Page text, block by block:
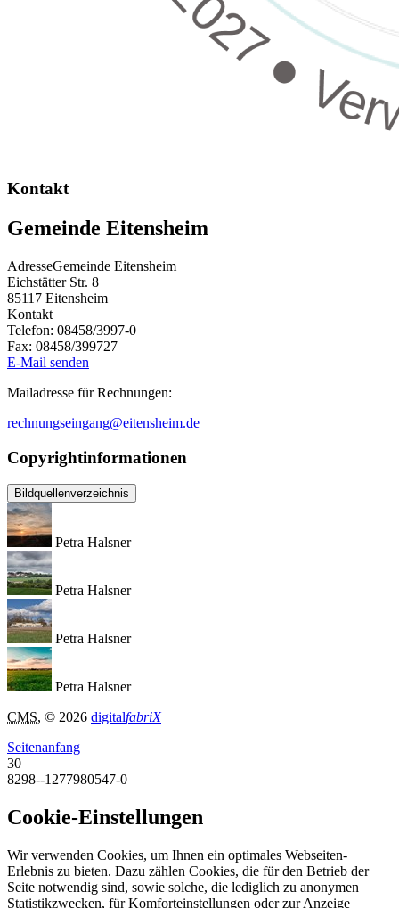
Kontakt
Gemeinde Eitensheim
AdresseGemeinde Eitensheim
Eichstätter Str. 8
85117 Eitensheim
Kontakt
Telefon: 08458/3997-0
Fax: 08458/399727
E-Mail senden
Mailadresse für Rechnungen:
rechnungseingang@eitensheim.de
Copyrightinformationen
Bildquellenverzeichnis
Petra Halsner
Petra Halsner
Petra Halsner
Petra Halsner
CMS, © 2026 digitalfabriX
Seitenanfang
30
8298--1277980547-0
Cookie-Einstellungen
Wir verwenden Cookies, um Ihnen ein optimales Webseiten-
Erlebnis zu bieten. Dazu zählen Cookies, die für den Betrieb der
Seite notwendig sind, sowie solche, die lediglich zu anonymen
Statistikzwecken, für Komforteinstellungen oder zur Anzeige